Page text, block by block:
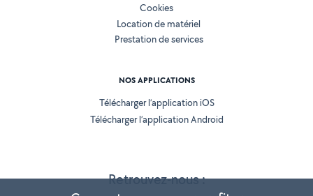
Retrouvez-nous :
Cookies
Location de matériel
Prestation de services
NOS APPLICATIONS
Télécharger l’application iOS
Télécharger l’application Android